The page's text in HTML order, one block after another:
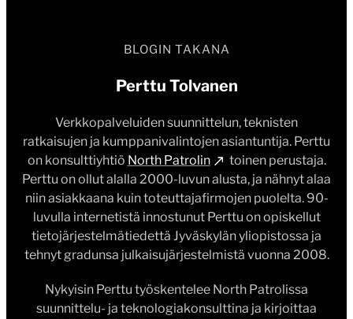
BLOGIN TAKANA
Perttu Tolvanen
Verkkopalveluiden suunnittelun, teknisten
ratkaisujen ja kumppanivalintojen asiantuntija. Perttu
on konsulttiyhtiö North Patrolin
toinen perustaja.
Perttu on ollut alalla 2000-luvun alusta, ja nähnyt alaa
niin asiakkaana kuin toteuttajafirmojen puolelta. 90-
luvulla internetistä innostunut Perttu on opiskellut
tietojärjestelmätiedettä Jyväskylän yliopistossa ja
tehnyt gradunsa julkaisujärjestelmistä vuonna 2008.
Nykyisin Perttu työskentelee North Patrolissa
suunnittelu- ja teknologiakonsulttina ja kirjoittaa